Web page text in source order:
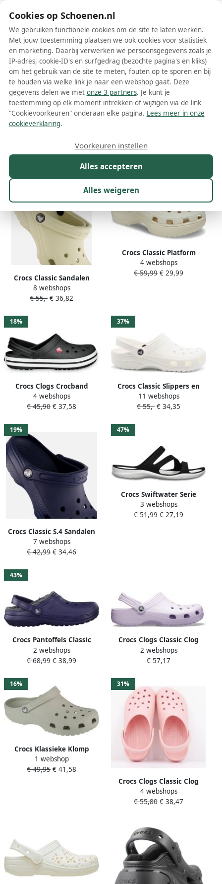
Schoenen.nl
Wis filters Alle filters
Crocs dames muiltjes
Meer lezen
33%
Crocs Classic Sandalen
Schoenen bone maat: 39 40
beschikbare maaten:36 37
8 webshops
€ 55,- € 36,82
Crocs Classic Platform
Sandalen & Slides Schoenen
bone maat: 38 39
4 webshops
€ 59,99 € 29,99
18%
Crocs Clogs Crocband
zomerschoen tuinschoen
glijbaan met gekleurde zool
4 webshops
€ 45,90 € 37,58
37%
Crocs Classic Slippers en
Sandalen Wit Maat: 42-43
Thermoplastische Foot
11 webshops
€ 55,- € 34,35
19%
Crocs Classic S.4 Sandalen
Schoenen navy maat: 46 47
beschikbare maaten:46 47
7 webshops
€ 42,99 € 34,46
47%
Crocs Swiftwater Serie
Dames Sandalen Zwart Wit
Comfortabel en Snel
3 webshops
€ 51,99 € 27,19
43%
Crocs Pantoffels Classic
Lined Clog tuin schoen
slippers klomp met
2 webshops
€ 68,99 € 38,99
Crocs Clogs Classic Clog
zomerschoen slippers
pantoffel geschikt voor
2 webshops
€ 57,17
16%
Crocs Klassieke Klomp
Sandalen Groen Unisex
Green Dames
1 webshop
€ 49,95 € 41,58
31%
Crocs Clogs Classic Clog
zomerschoen slippers
pantoffel geschikt voor
4 webshops
€ 55,80 € 38,47
Cookies op Schoenen.nl
We gebruiken functionele cookies om de site te laten werken.
Met jouw toestemming plaatsen we ook cookies voor statistiek
en marketing. Daarbij verwerken we persoonsgegevens zoals je
IP-adres, cookie-ID's en surfgedrag (bezochte pagina's en kliks)
om het gebruik van de site te meten, fouten op te sporen en bij
te houden via welke link je naar een webshop gaat. Deze
gegevens delen we met onze 3 partners. Je kunt je
toestemming op elk moment intrekken of wijzigen via de link
"Cookievoorkeuren" onderaan elke pagina. Lees meer in onze
cookieverklaring.
Alles accepteren
Alles weigeren
Voorkeuren instellen